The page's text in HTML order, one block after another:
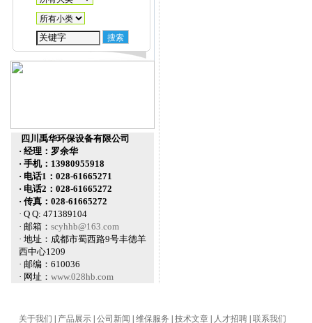
四川禹华环保设备有限公司
· 经理：罗余华
· 手机：13980955918
· 电话1：028-61665271
· 电话2：028-61665272
· 传真：028-61665272
· Q Q: 471389104
· 邮箱： scyhhb@163.com
· 地址：成都市蜀西路9号丰德羊
西中心1209
· 邮编：610036
· 网址： www.028hb.com
关于我们 产品展示 公司新闻 维保服务 技术文章 人才招聘 联系我们